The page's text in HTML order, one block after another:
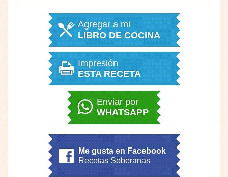
Agregar a mi
LIBRO DE COCINA
Impresión
ESTA RECETA
Enviar por
WHATSAPP
Me gusta en Facebook
Recetas Soberanas